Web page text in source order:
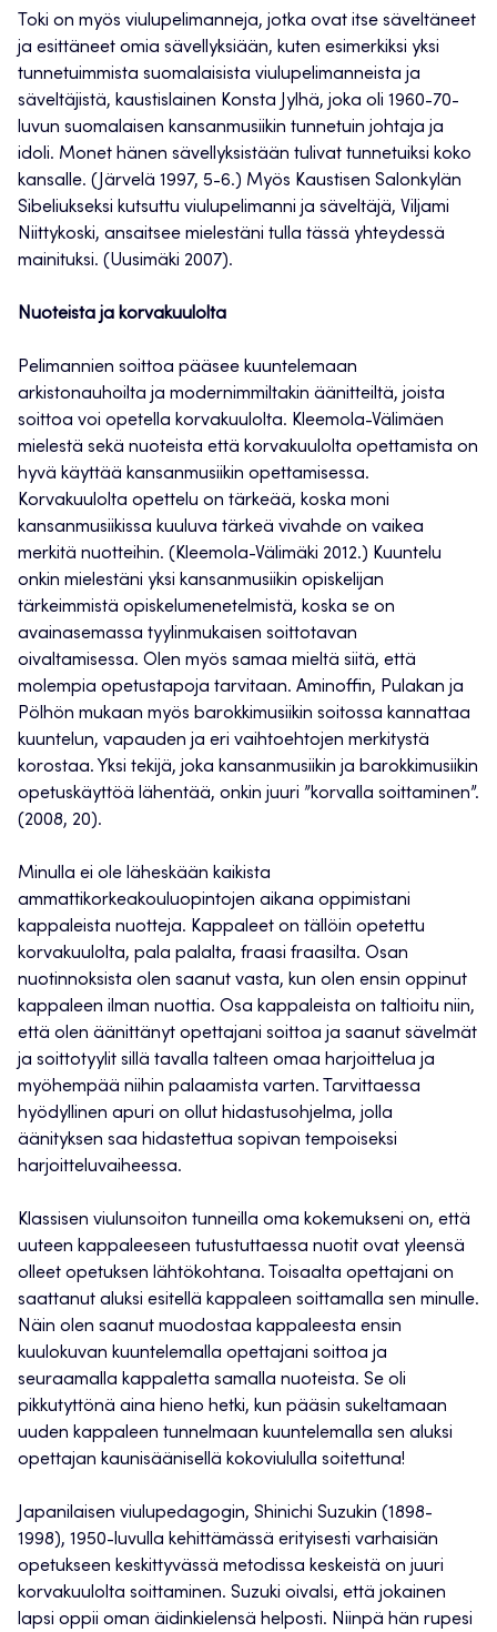
Toki on myös viulupelimanneja, jotka ovat itse säveltäneet
ja esittäneet omia sävellyksiään, kuten esimerkiksi yksi
tunnetuimmista suomalaisista viulupelimanneista ja
säveltäjistä, kaustislainen Konsta Jylhä, joka oli 1960-70-
luvun suomalaisen kansanmusiikin tunnetuin johtaja ja
idoli. Monet hänen sävellyksistään tulivat tunnetuiksi koko
kansalle. (Järvelä 1997, 5-6.) Myös Kaustisen Salonkylän
Sibeliukseksi kutsuttu viulupelimanni ja säveltäjä, Viljami
Niittykoski, ansaitsee mielestäni tulla tässä yhteydessä
mainituksi. (Uusimäki 2007).
Nuoteista ja korvakuulolta
Pelimannien soittoa pääsee kuuntelemaan
arkistonauhoilta ja modernimmiltakin äänitteiltä, joista
soittoa voi opetella korvakuulolta. Kleemola-Välimäen
mielestä sekä nuoteista että korvakuulolta opettamista on
hyvä käyttää kansanmusiikin opettamisessa.
Korvakuulolta opettelu on tärkeää, koska moni
kansanmusiikissa kuuluva tärkeä vivahde on vaikea
merkitä nuotteihin. (Kleemola-Välimäki 2012.) Kuuntelu
onkin mielestäni yksi kansanmusiikin opiskelijan
tärkeimmistä opiskelumenetelmistä, koska se on
avainasemassa tyylinmukaisen soittotavan
oivaltamisessa. Olen myös samaa mieltä siitä, että
molempia opetustapoja tarvitaan. Aminoffin, Pulakan ja
Pölhön mukaan myös barokkimusiikin soitossa kannattaa
kuuntelun, vapauden ja eri vaihtoehtojen merkitystä
korostaa. Yksi tekijä, joka kansanmusiikin ja barokkimusiikin
opetuskäyttöä lähentää, onkin juuri ”korvalla soittaminen”.
(2008, 20).
Minulla ei ole läheskään kaikista
ammattikorkeakouluopintojen aikana oppimistani
kappaleista nuotteja. Kappaleet on tällöin opetettu
korvakuulolta, pala palalta, fraasi fraasilta. Osan
nuotinnoksista olen saanut vasta, kun olen ensin oppinut
kappaleen ilman nuottia. Osa kappaleista on taltioitu niin,
että olen äänittänyt opettajani soittoa ja saanut sävelmät
ja soittotyylit sillä tavalla talteen omaa harjoittelua ja
myöhempää niihin palaamista varten. Tarvittaessa
hyödyllinen apuri on ollut hidastusohjelma, jolla
äänityksen saa hidastettua sopivan tempoiseksi
harjoitteluvaiheessa.
Klassisen viulunsoiton tunneilla oma kokemukseni on, että
uuteen kappaleeseen tutustuttaessa nuotit ovat yleensä
olleet opetuksen lähtökohtana. Toisaalta opettajani on
saattanut aluksi esitellä kappaleen soittamalla sen minulle.
Näin olen saanut muodostaa kappaleesta ensin
kuulokuvan kuuntelemalla opettajani soittoa ja
seuraamalla kappaletta samalla nuoteista. Se oli
pikkutyttönä aina hieno hetki, kun pääsin sukeltamaan
uuden kappaleen tunnelmaan kuuntelemalla sen aluksi
opettajan kaunisäänisellä kokoviululla soitettuna!
Japanilaisen viulupedagogin, Shinichi Suzukin (1898-
1998), 1950-luvulla kehittämässä erityisesti varhaisiän
opetukseen keskittyvässä metodissa keskeistä on juuri
korvakuulolta soittaminen. Suzuki oivalsi, että jokainen
lapsi oppii oman äidinkielensä helposti. Niinpä hän rupesi